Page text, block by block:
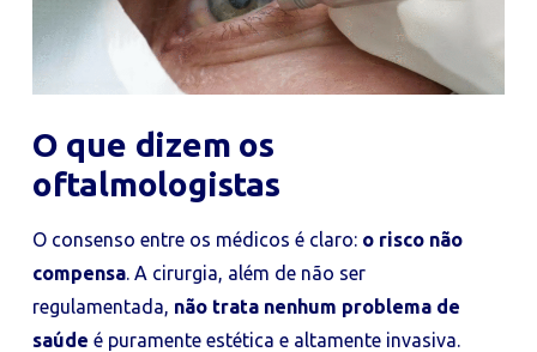
O que dizem os
oftalmologistas
O consenso entre os médicos é claro: o risco não
compensa. A cirurgia, além de não ser
regulamentada, não trata nenhum problema de
saúde é puramente estética e altamente invasiva.